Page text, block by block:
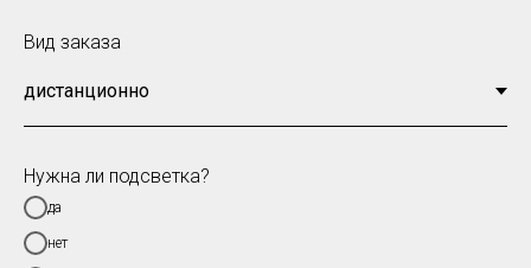
Вид заказа
Нужна ли подсветка?
да
нет